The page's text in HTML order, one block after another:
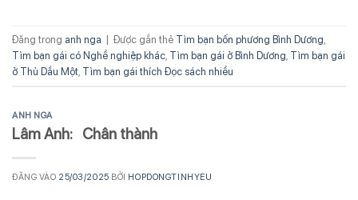
Đăng trong anh nga | Được gắn thẻ Tìm bạn bốn phương Bình Dương
Tìm bạn gái có Nghề nghiệp khác Tìm bạn gái ở Bình Dương Tìm bạn gái
ở Thủ Dầu Một Tìm bạn gái thích Đọc sách nhiều
ANH NGA
Lâm Anh: Chân thành
ĐĂNG VÀO 25/03/2025 BỞI HOPDONGTINHYEU